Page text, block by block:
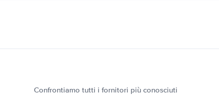
Confrontiamo tutti i fornitori più conosciuti